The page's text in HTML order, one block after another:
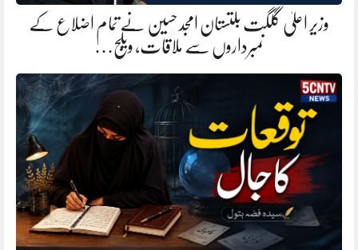
وزیر اعلیٰ گلگت بلتستان امجد حسین نے تمام اضلاع کے
نمبرداروں سے ملاقات، ویلج…